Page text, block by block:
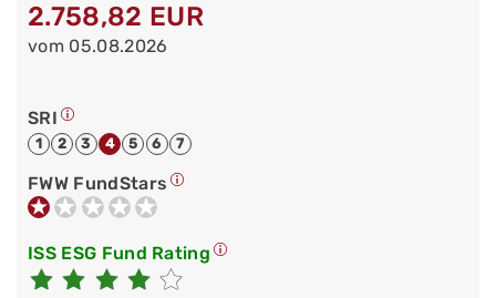
2.758,82 EUR
vom 05.08.2026
SRI
1 2 3 4 5 6 7
FWW FundStars
ISS ESG Fund Rating